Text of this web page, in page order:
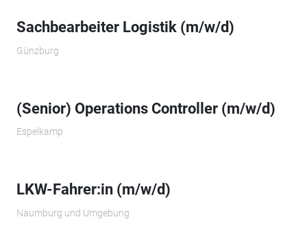
Sachbearbeiter Logistik (m/w/d)
Günzburg
(Senior) Operations Controller (m/w/d)
Espelkamp
LKW-Fahrer:in (m/w/d)
Naumburg und Umgebung